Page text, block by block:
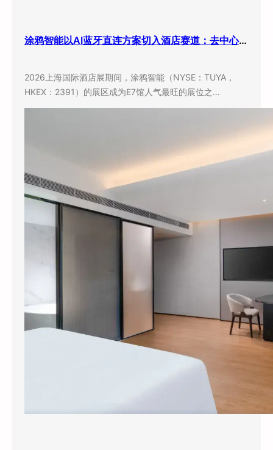
涂鸦智能以AI蓝牙直连方案切入酒店赛道：去中心化架构破解智能化改造三大痛点
2026上海国际酒店展期间，涂鸦智能（NYSE：TUYA，
HKEX：2391）的展区成为E7馆人气最旺的展位之…